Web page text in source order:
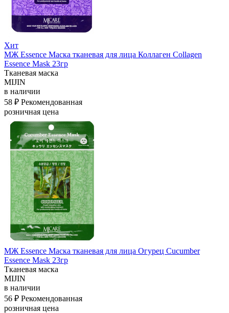
Хит
МЖ Essence Маска тканевая для лица Коллаген Collagen
Essence Mask 23гр
Тканевая маска
MIJIN
в наличии
58 ₽ Рекомендованная
розничная цена
МЖ Essence Маска тканевая для лица Огурец Cucumber
Essence Mask 23гр
Тканевая маска
MIJIN
в наличии
56 ₽ Рекомендованная
розничная цена